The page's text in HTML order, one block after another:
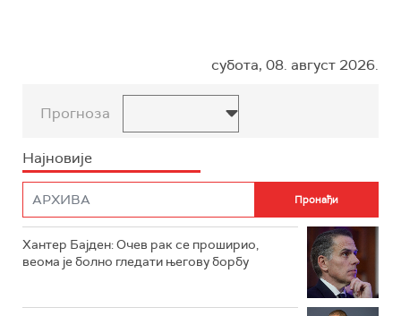
субота, 08. август 2026.
Прогноза
Најновије
Хантер Бајден: Очев рак се проширио,
веома је болно гледати његову борбу